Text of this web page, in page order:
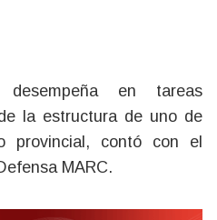
en tareas
la estructura de uno de
provincial, contó con el
MARC.